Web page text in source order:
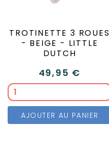
TROTINETTE 3 ROUES
- BEIGE - LITTLE
DUTCH
49,95 €
AJOUTER AU PANIER